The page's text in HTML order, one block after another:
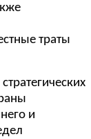
траты
и